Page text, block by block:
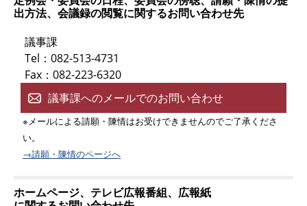
出方法、会議録の閲覧に関するお問い合わせ先
議事課
Tel：082-513-4731
Fax：082-223-6320
議事課へのメールでのお問い合わせ
※メールによる請願・陳情はお受けできませんのでご了承くださ
い。
→請願・陳情のページへ
ホームページ、テレビ広報番組、広報紙